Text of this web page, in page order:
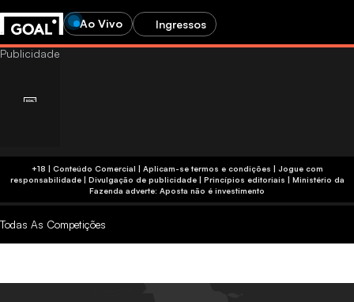
Ao Vivo Ingressos
+18 | Conteúdo Comercial | Aplicam-se termos e condições | Jogue com
responsabilidade| Divulgação de publicidade| Princípios editoriais | Ministério da
Fazenda adverte: Aposta não é investimento
Todas As Competições